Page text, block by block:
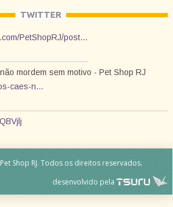
TWITTER
PetShopRJ/post…
mordem sem motivo - Pet Shop RJ
caes-n…
Shop RJ. Todos os direitos reservados.
desenvolvido pela